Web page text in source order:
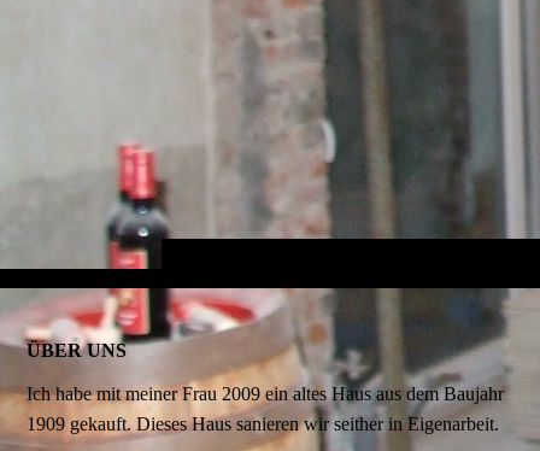
ÜBER UNS
Ich habe mit meiner Frau 2009 ein altes Haus aus dem Baujahr
1909 gekauft. Dieses Haus sanieren wir seither in Eigenarbeit.